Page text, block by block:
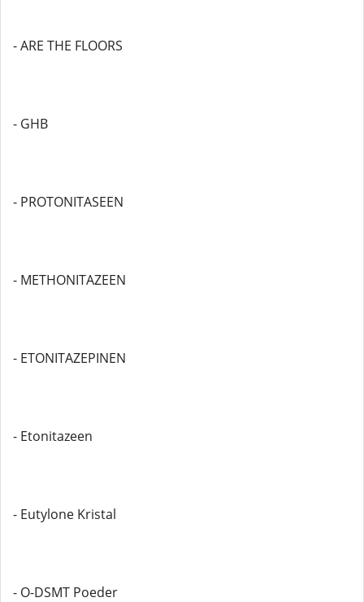
- ARE THE FLOORS
- GHB
- PROTONITASEEN
- METHONITAZEEN
- ETONITAZEPINEN
- Etonitazeen
- Eutylone Kristal
- O-DSMT Poeder